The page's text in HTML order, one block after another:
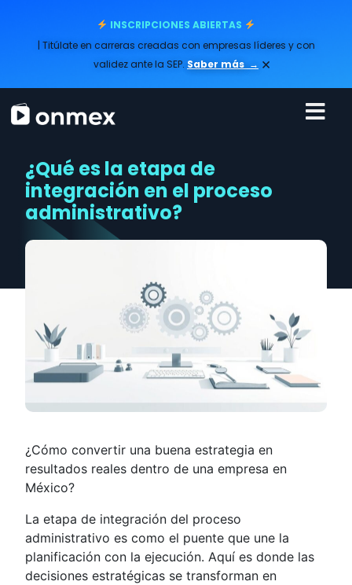
INSCRIPCIONES ABIERTAS
| Titúlate en carreras creadas con empresas líderes y con
validez ante la SEP. Saber más → ×
¿Qué es la etapa de
integración en el proceso
administrativo?
¿Cómo convertir una buena estrategia en
resultados reales dentro de una empresa en
México?
La etapa de integración del proceso
administrativo es como el puente que une la
planificación con la ejecución. Aquí es donde las
decisiones estratégicas se transforman en